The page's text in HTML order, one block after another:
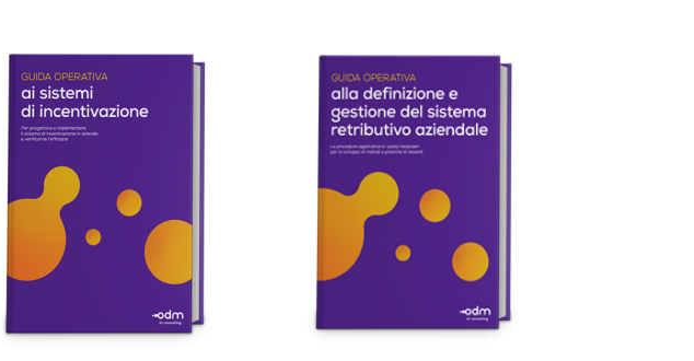
possono essere scelte nella pagina del prodotto
prodotto ha più varianti. Le opzioni possono essere scelte nella pagina del
Questo prodotto ha più varianti. Le opzioni